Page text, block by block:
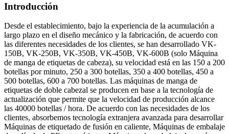
Introducción
Desde el establecimiento, bajo la experiencia de la acumulación a
largo plazo en el diseño mecánico y la fabricación, de acuerdo con
las diferentes necesidades de los clientes, se han desarrollado VK-
150B, VK-250B, VK-350B, VK-450B, VK-600B (solo Máquina
de manga de etiquetas de cabeza), su velocidad está en las 150 a 200
botellas por minuto, 250 a 300 botellas, 350 a 400 botellas, 450 a
500 botellas, 600 a 700 botellas. Las máquinas de manga de
etiquetas de doble cabezal se producen en base a la tecnología de
actualización que permite que la velocidad de producción alcance
las 40000 botellas / hora. De acuerdo con las necesidades de los
clientes, absorbemos tecnología extranjera avanzada para desarrollar
Máquinas de etiquetado de fusión en caliente, Máquinas de embalaje